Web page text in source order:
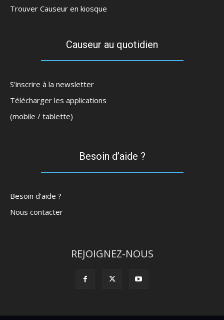
Trouver Causeur en kiosque
Causeur au quotidien
S’inscrire à la newsletter
Télécharger les applications
(mobile / tablette)
Besoin d’aide ?
Besoin d’aide ?
Nous contacter
REJOIGNEZ-NOUS